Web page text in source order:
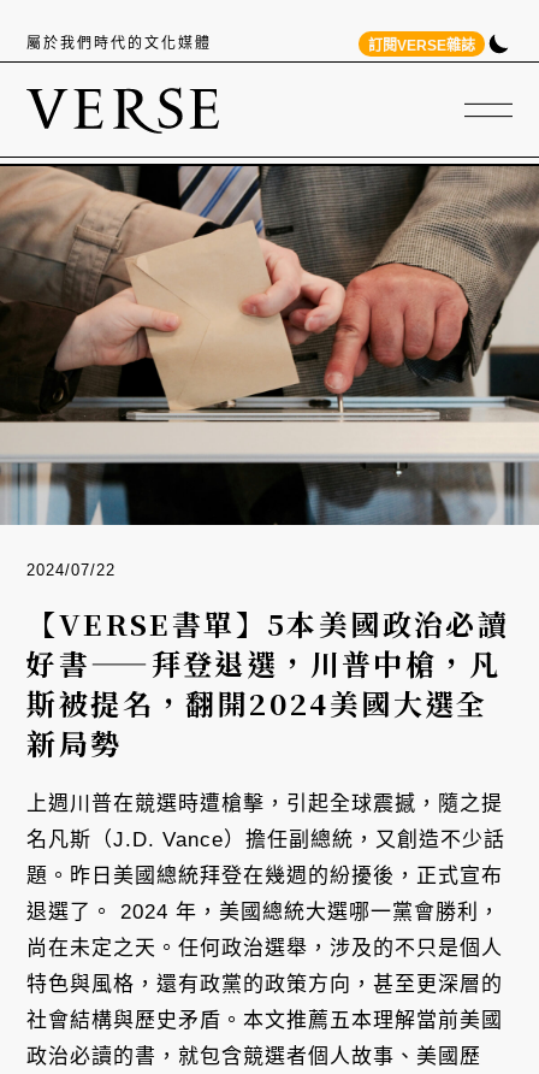
屬於我們時代的文化媒體 訂閱VERSE雜誌
2024/07/22
【VERSE書單】5本美國政治必讀
好書——拜登退選，川普中槍，凡
斯被提名，翻開2024美國大選全
新局勢
上週川普在競選時遭槍擊，引起全球震撼，隨之提
名凡斯（J.D. Vance）擔任副總統，又創造不少話
題。昨日美國總統拜登在幾週的紛擾後，正式宣布
退選了。 2024 年，美國總統大選哪一黨會勝利，
尚在未定之天。任何政治選舉，涉及的不只是個人
特色與風格，還有政黨的政策方向，甚至更深層的
社會結構與歷史矛盾。本文推薦五本理解當前美國
政治必讀的書，就包含競選者個人故事、美國歷